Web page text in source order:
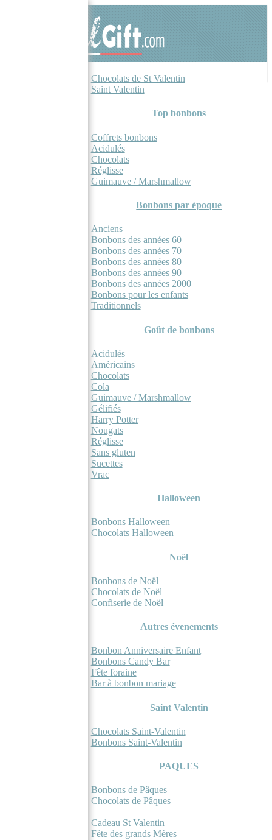
Chocolats de St Valentin
Saint Valentin
Top bonbons
Coffrets bonbons
Acidulés
Chocolats
Réglisse
Guimauve / Marshmallow
Bonbons par époque
Anciens
Bonbons des années 60
Bonbons des années 70
Bonbons des années 80
Bonbons des années 90
Bonbons des années 2000
Bonbons pour les enfants
Traditionnels
Goût de bonbons
Acidulés
Américains
Chocolats
Cola
Guimauve / Marshmallow
Gélifiés
Harry Potter
Nougats
Réglisse
Sans gluten
Sucettes
Vrac
Halloween
Bonbons Halloween
Chocolats Halloween
Noël
Bonbons de Noël
Chocolats de Noël
Confiserie de Noël
Autres évenements
Bonbon Anniversaire Enfant
Bonbons Candy Bar
Fête foraine
Bar à bonbon mariage
Saint Valentin
Chocolats Saint-Valentin
Bonbons Saint-Valentin
PAQUES
Bonbons de Pâques
Chocolats de Pâques
Cadeau St Valentin
Fête des grands Mères